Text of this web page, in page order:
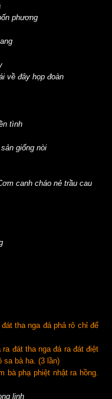
phương
về đây họp đoàn
tình
giống nòi
canh cháo nẻ trầu cau
tha nga đá phả rô chỉ để
đát tha nga đá ra đát điệt
sa bà ha. (3 lần)
bà phạ phiệt nhật ra hồng.
linh